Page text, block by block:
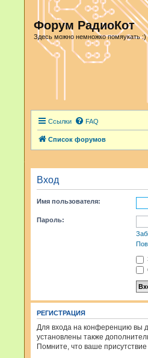
Форум РадиоКот
Здесь можно немножко помяукать :)
Ссылки FAQ
Список форумов
Вход
Имя пользователя:
Пароль:
РЕГИСТРАЦИЯ
Для входа на конференцию вы
установлены также
Помните, что ваше